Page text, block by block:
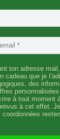
ton adresse
cadeau que je
des
à tout moment
à cet effet.
coordonnées